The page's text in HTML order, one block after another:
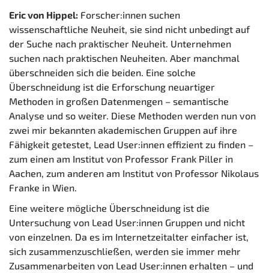
Eric von Hippel: Forscher:innen suchen
wissenschaftliche Neuheit, sie sind nicht unbedingt auf
der Suche nach praktischer Neuheit. Unternehmen
suchen nach praktischen Neuheiten. Aber manchmal
überschneiden sich die beiden. Eine solche
Überschneidung ist die Erforschung neuartiger
Methoden in großen Datenmengen – semantische
Analyse und so weiter. Diese Methoden werden nun von
zwei mir bekannten akademischen Gruppen auf ihre
Fähigkeit getestet, Lead User:innen effizient zu finden –
zum einen am Institut von Professor Frank Piller in
Aachen, zum anderen am Institut von Professor Nikolaus
Franke in Wien.
Eine weitere mögliche Überschneidung ist die
Untersuchung von Lead User:innen Gruppen und nicht
von einzelnen. Da es im Internetzeitalter einfacher ist,
sich zusammenzuschließen, werden sie immer mehr
Zusammenarbeiten von Lead User:innen erhalten – und